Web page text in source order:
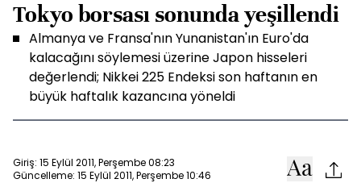
Tokyo borsası sonunda yeşillendi
Almanya ve Fransa'nın Yunanistan'ın Euro'da
kalacağını söylemesi üzerine Japon hisseleri
değerlendi; Nikkei 225 Endeksi son haftanın en
büyük haftalık kazancına yöneldi
Giriş: 15 Eylül 2011, Perşembe 08:23
Güncelleme: 15 Eylül 2011, Perşembe 10:46